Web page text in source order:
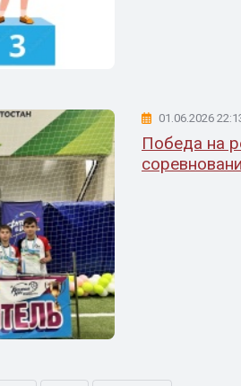
01.06.2026
Победа на